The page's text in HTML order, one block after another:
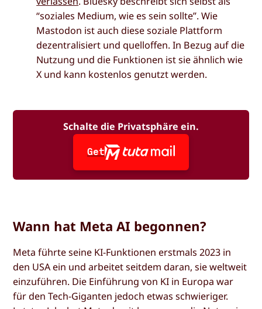
“soziales Medium, wie es sein sollte”. Wie
Mastodon ist auch diese soziale Plattform
dezentralisiert und quelloffen. In Bezug auf die
Nutzung und die Funktionen ist sie ähnlich wie
X und kann kostenlos genutzt werden.
Schalte die Privatsphäre ein.
Get
Wann hat Meta AI begonnen?
Meta führte seine KI-Funktionen erstmals 2023 in
den USA ein und arbeitet seitdem daran, sie weltweit
einzuführen. Die Einführung von KI in Europa war
für den Tech-Giganten jedoch etwas schwieriger.